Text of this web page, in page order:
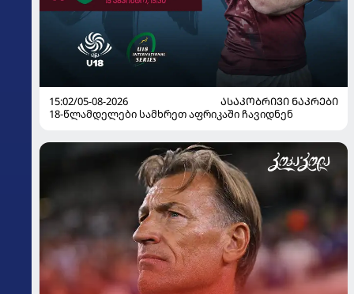
15:02/05-08-2026
ᲐᲡᲐᲙᲝᲑᲠᲘᲕᲘ ᲜᲐᲙᲠᲔᲑᲘ
18-წლამდელები სამხრეთ აფრიკაში ჩავიდნენ